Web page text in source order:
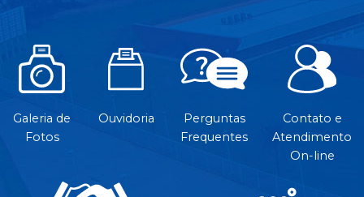
Galeria de
Fotos
Ouvidoria
Perguntas
Frequentes
Contato e
Atendimento
On-line